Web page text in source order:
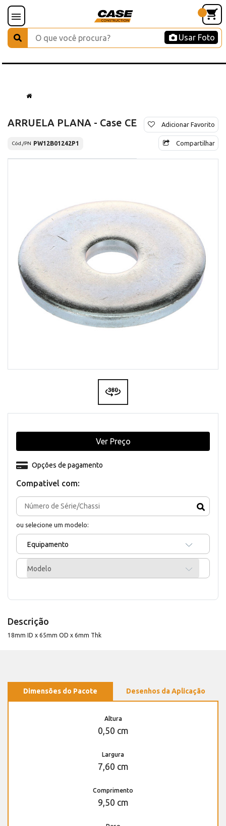
Usar Foto
ARRUELA PLANA - Case CE
Cód./PN PW12B01242P1
Adicionar Favorito
Compartilhar
Compativel com:
ou selecione um modelo:
Equipamento
Modelo
Opções de pagamento
Ver Preço
Descrição
18mm ID x 65mm OD x 6mm Thk
Dimensões do Pacote Desenhos da Aplicação
Altura
0,50 cm
Largura
7,60 cm
Comprimento
9,50 cm